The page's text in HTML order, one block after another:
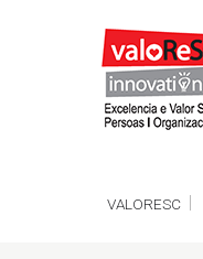
VALORESC